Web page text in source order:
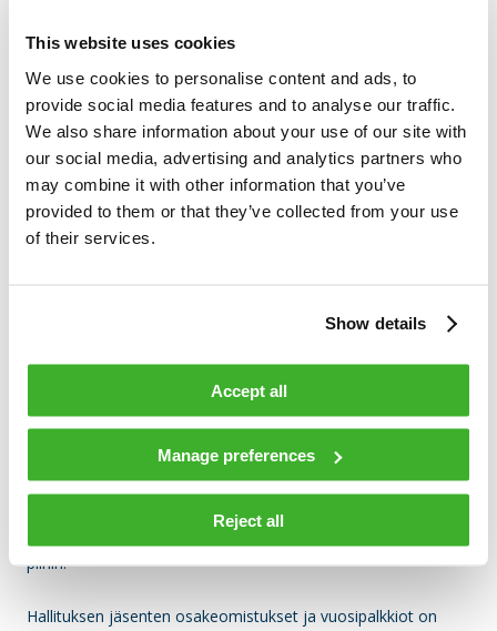
This website uses cookies
We use cookies to personalise content and ads, to
provide social media features and to analyse our traffic.
We also share information about your use of our site with
our social media, advertising and analytics partners who
may combine it with other information that you’ve
provided to them or that they’ve collected from your use
of their services.
Show details
Accept all
Manage preferences
Reject all
hallituksen puheenjohtajana tai varapuheenjohtajana.
Hallituksen jäsenille ja tarkastusvaliokunnan puheenjohtajalle
ei makseta erillistä kokouspalkkiota. Hallituksen valiokuntien
jäsenille maksetaan kokouspalkkiona 400 euroa niiltä
valiokuntien kokouksilta, joihin he osallistuvat.
Vuosipalkkiot maksetaan siten, että hallituksen jäsenille
hankitaan 40 %:lla palkkion brutto-osuudesta Teleste Oyj:n
yhtiön kulloinkin voimassa olevan käytännön mukaisesti pois
lukien päiväraha. Hallituksen jäsenet eivät ole työsuhteessa
yhtiöön, eivätkä he kuulu yhtiön kannustin- tai
eläkejärjestelmien piiriin.
Hallituksen jäsenet eivät kuulu yhtiön palkitsemisjärjestelmien
piiriin.
Hallituksen jäsenten osakeomistukset ja vuosipalkkiot on